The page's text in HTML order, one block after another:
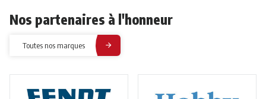
Nos partenaires à l'honneur
Toutes nos marques